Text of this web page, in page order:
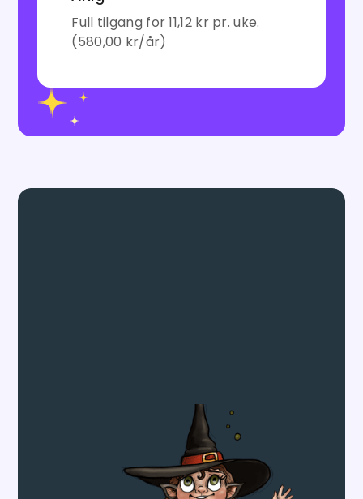
Full tilgang for 11,12 kr pr. uke.
(580,00 kr/år)
Huffagjengen